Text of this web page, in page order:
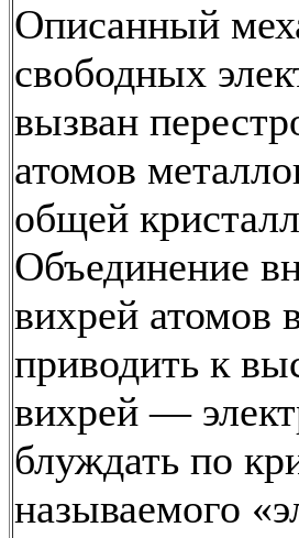
Описанный
свободных
вызван
атомов
общей
Объединение
вихрей атомов
приводить к
вихрей —
блуждать по
называемого